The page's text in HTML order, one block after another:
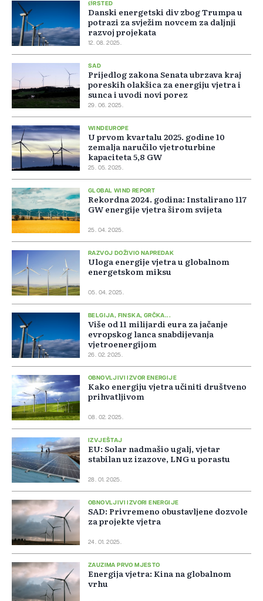
ØRSTED
Danski energetski div zbog Trumpa u
potrazi za svježim novcem za daljnji
razvoj projekata
12. 08. 2025.
SAD
Prijedlog zakona Senata ubrzava kraj
poreskih olakšica za energiju vjetra i
sunca i uvodi novi porez
29. 06. 2025.
WINDEUROPE
U prvom kvartalu 2025. godine 10
zemalja naručilo vjetroturbine
kapaciteta 5,8 GW
25. 05. 2025.
GLOBAL WIND REPORT
Rekordna 2024. godina: Instalirano 117
GW energije vjetra širom svijeta
25. 04. 2025.
RAZVOJ DOŽIVIO NAPREDAK
Uloga energije vjetra u globalnom
energetskom miksu
05. 04. 2025.
BELGIJA, FINSKA, GRČKA...
Više od 11 milijardi eura za jačanje
evropskog lanca snabdijevanja
vjetroenergijom
26. 02. 2025.
OBNOVLJIVI IZVOR ENERGIJE
Kako energiju vjetra učiniti društveno
prihvatljivom
08. 02. 2025.
IZVJEŠTAJ
EU: Solar nadmašio ugalj, vjetar
stabilan uz izazove, LNG u porastu
28. 01. 2025.
OBNOVLJIVI IZVORI ENERGIJE
SAD: Privremeno obustavljene dozvole
za projekte vjetra
24. 01. 2025.
ZAUZIMA PRVO MJESTO
Energija vjetra: Kina na globalnom
vrhu